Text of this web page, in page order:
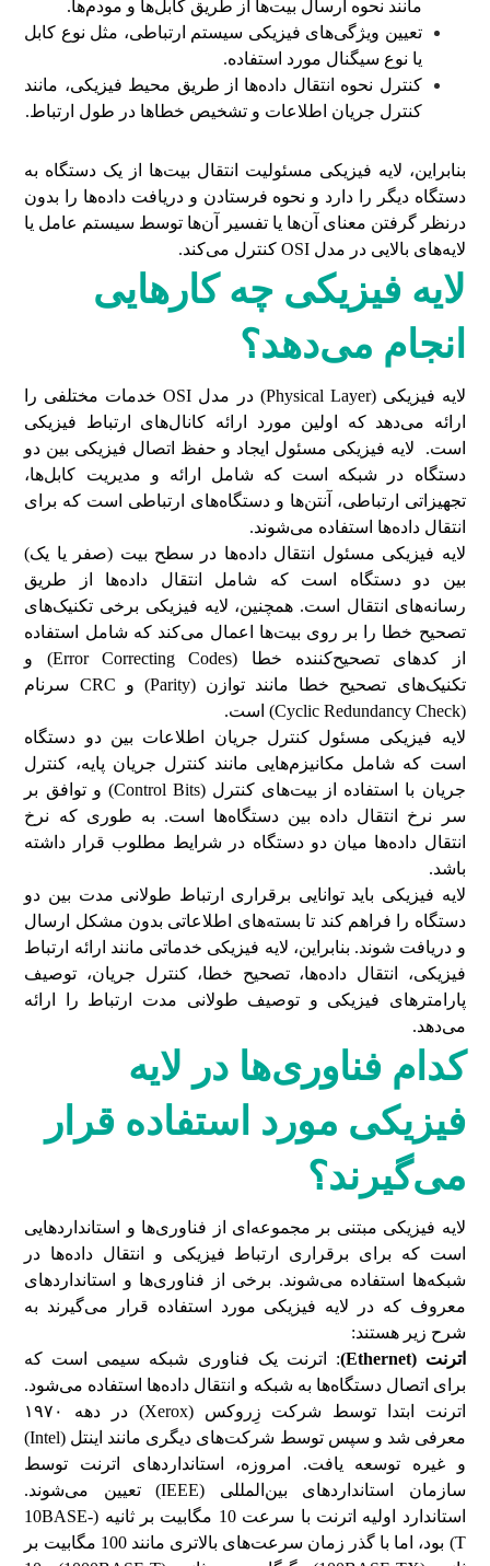
مانند نحوه ارسال بیت‌ها از طریق کابل‌ها و مودم‌ها.
تعیین ویژگی‌های فیزیکی سیستم ارتباطی، مثل نوع کابل
یا نوع سیگنال مورد استفاده.
کنترل نحوه انتقال داده‌ها از طریق محیط فیزیکی، مانند
کنترل جریان اطلاعات و تشخیص خطاها در طول ارتباط.
بنابراین، لایه فیزیکی مسئولیت انتقال بیت‌ها از یک دستگاه به
دستگاه دیگر را دارد و نحوه فرستادن و دریافت داده‌ها را بدون
درنظر گرفتن معنای آن‌ها یا تفسیر آن‌ها توسط سیستم عامل یا
لایه‌های بالایی در مدل OSI کنترل می‌کند.
لایه فیزیکی چه کارهایی
انجام می‌دهد؟
لایه فیزیکی (Physical Layer) در مدل OSI خدمات مختلفی را
ارائه می‌دهد که اولین مورد ارائه کانال‌های ارتباط فیزیکی
است. لایه فیزیکی مسئول ایجاد و حفظ اتصال فیزیکی بین دو
دستگاه در شبکه است که شامل ارائه و مدیریت کابل‌ها،
تجهیزاتی ارتباطی، آنتن‌ها و دستگاه‌های ارتباطی است که برای
انتقال داده‌ها استفاده می‌شوند.
لایه فیزیکی مسئول انتقال داده‌ها در سطح بیت (صفر یا یک)
بین دو دستگاه است که شامل انتقال داده‌ها از طریق
رسانه‌های انتقال است. همچنین، لایه فیزیکی برخی تکنیک‌های
تصحیح خطا را بر روی بیت‌ها اعمال می‌کند که شامل استفاده
از کدهای تصحیح‌کننده خطا (Error Correcting Codes) و
تکنیک‌های تصحیح خطا مانند توازن (Parity) و CRC سرنام
(Cyclic Redundancy Check) است.
لایه فیزیکی مسئول کنترل جریان اطلاعات بین دو دستگاه
است که شامل مکانیزم‌هایی مانند کنترل جریان پایه، کنترل
جریان با استفاده از بیت‌های کنترل (Control Bits) و توافق بر
سر نرخ انتقال داده بین دستگاه‌ها است. به طوری که نرخ
انتقال داده‌ها میان دو دستگاه در شرایط مطلوب قرار داشته
باشد.
لایه فیزیکی باید توانایی برقراری ارتباط طولانی مدت بین دو
دستگاه را فراهم کند تا بسته‌های اطلاعاتی بدون مشکل ارسال
و دریافت شوند. بنابراین، لایه فیزیکی خدماتی مانند ارائه ارتباط
فیزیکی، انتقال داده‌ها، تصحیح خطا، کنترل جریان، توصیف
پارامترهای فیزیکی و توصیف طولانی مدت ارتباط را ارائه
می‌دهد.
کدام فناوری‌ها در لایه
فیزیکی مورد استفاده قرار
می‌گیرند؟
لایه فیزیکی مبتنی بر مجموعه‌ای از فناوری‌ها و استانداردهایی
است که برای برقراری ارتباط فیزیکی و انتقال داده‌ها در
شبکه‌ها استفاده می‌شوند. برخی از فناوری‌ها و استانداردهای
معروف که در لایه فیزیکی مورد استفاده قرار می‌گیرند به
شرح زیر هستند:
اترنت (
Ethernet
): اترنت یک فناوری شبکه سیمی است که
برای اتصال دستگاه‌ها به شبکه و انتقال داده‌ها استفاده می‌شود.
اترنت ابتدا توسط شرکت زِروکس (Xerox) در دهه ۱۹۷۰
معرفی شد و سپس توسط شرکت‌های دیگری مانند اینتل (Intel)
و غیره توسعه یافت. امروزه، استانداردهای اترنت توسط
سازمان استانداردهای بین‌المللی (IEEE) تعیین می‌شوند.
استاندارد اولیه اترنت با سرعت 10 مگابیت بر ثانیه (10BASE-
T) بود، اما با گذر زمان سرعت‌های بالاتری مانند 100 مگابیت بر